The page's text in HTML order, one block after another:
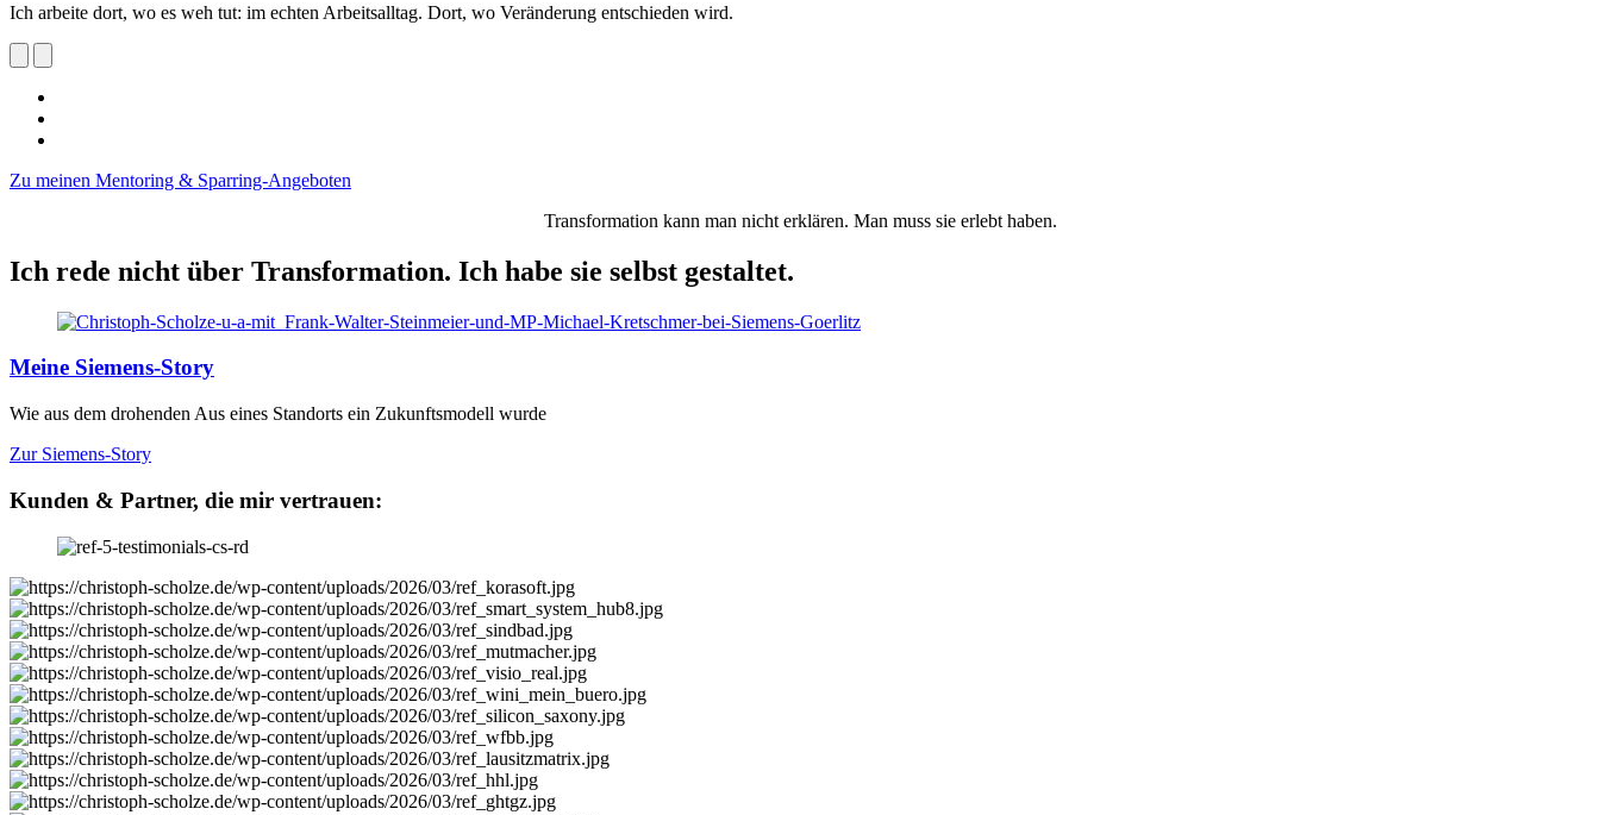
Ich arbeite dort, wo es weh tut: im echten Arbeitsalltag. Dort, wo Veränderung entschieden wird.
Zu meinen Mentoring & Sparring-Angeboten
Transformation kann man nicht erklären. Man muss sie erlebt haben.
Ich rede nicht über Transformation. Ich habe sie selbst gestaltet.
Meine Siemens-Story
Wie aus dem drohenden Aus eines Standorts ein Zukunftsmodell wurde
Zur Siemens-Story
Kunden & Partner, die mir vertrauen: